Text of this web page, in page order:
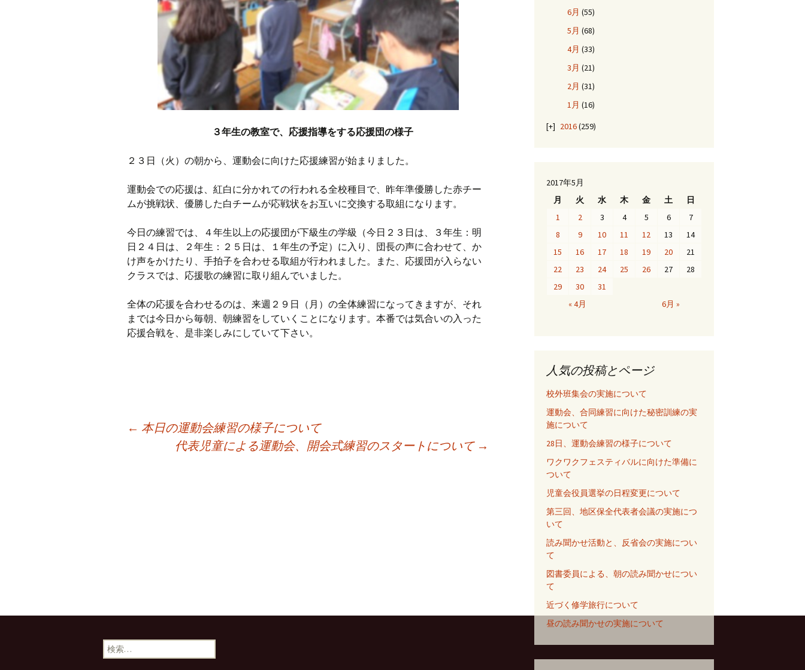
３年生の教室で、応援指導をする応援団の様子
２３日（火）の朝から、運動会に向けた応援練習が始まりました。
運動会での応援は、紅白に分かれての行われる全校種目で、昨年準優勝した赤チー
ムが挑戦状、優勝した白チームが応戦状をお互いに交換する取組になります。
今日の練習では、４年生以上の応援団が下級生の学級（今日２３日は、３年生：明
日２４日は、２年生：２５日は、１年生の予定）に入り、団長の声に合わせて、か
け声をかけたり、手拍子を合わせる取組が行われました。また、応援団が入らない
クラスでは、応援歌の練習に取り組んでいました。
全体の応援を合わせるのは、来週２９日（月）の全体練習になってきますが、それ
までは今日から毎朝、朝練習をしていくことになります。本番では気合いの入った
応援合戦を、是非楽しみにしていて下さい。
ー
← 本日の運動会練習の様子について
代表児童による運動会、開会式練習のスタートについて →
6月 (55)
5月 (68)
4月 (33)
3月 (21)
2月 (31)
1月 (16)
2016(259)
2017年5月
月
火 水 木 金 土
日
1
2 3 4 5 6
7
8
9 10 11 12 13
14
15
16 17 18 19 20
21
22
23 24 25 26 27
28
29
30
31
« 4月
6月 »
人気の投稿とページ
校外班集会の実施について
運動会、合同練習に向けた秘密訓練の実
施について
28日、運動会練習の様子について
ワクワクフェスティバルに向けた準備に
ついて
児童会役員選挙の日程変更について
第三回、地区保全代表者会議の実施につ
いて
読み聞かせ活動と、反省会の実施につい
て
図書委員による、朝の読み聞かせについ
て
近づく修学旅行について
昼の読み聞かせの実施について
検
索: